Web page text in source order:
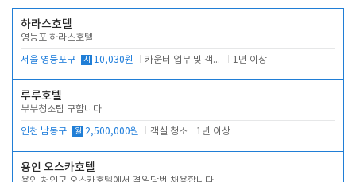
하라스호텔
영등포 하라스호텔
서울 영등포구 시 10,030원 카운터 업무 및 객실관리(청소상태 확인, 객실판매) 1년 이상
루루호텔
부부청소팀 구합니다
인천 남동구 월 2,500,000원 객실 청소 1년 이상
용인 오스카호텔